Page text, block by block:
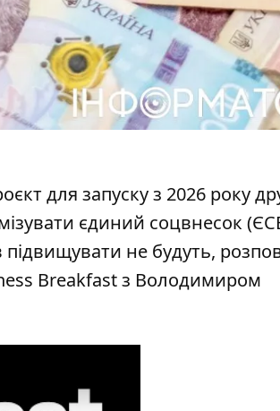
для запуску з 2026 року
єдиний соцвнесок
не будуть,
Breakfast з Володимиром